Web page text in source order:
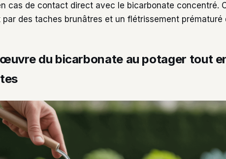
cas de contact direct avec le bicarbonate concentré.
par des taches brunâtres et un flétrissement prématuré
du bicarbonate au potager tout